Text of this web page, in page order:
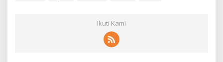
Ikuti Kami